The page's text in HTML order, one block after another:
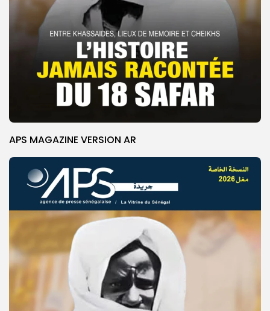
APS MAGAZINE VERSION AR